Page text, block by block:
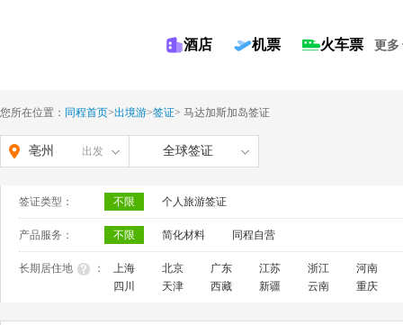
酒店 机票 火车票 更多
您所在位置： 同程首页>出境游>签证> 马达加斯加岛签证
亳州 出发 全球签证
签证类型： 不限 个人旅游签证
产品服务： 不限 简化材料 同程自营
长期居住地 ： 上海 北京 广东 江苏 浙江
河南
四川
天津 西藏 新疆 云南 重庆